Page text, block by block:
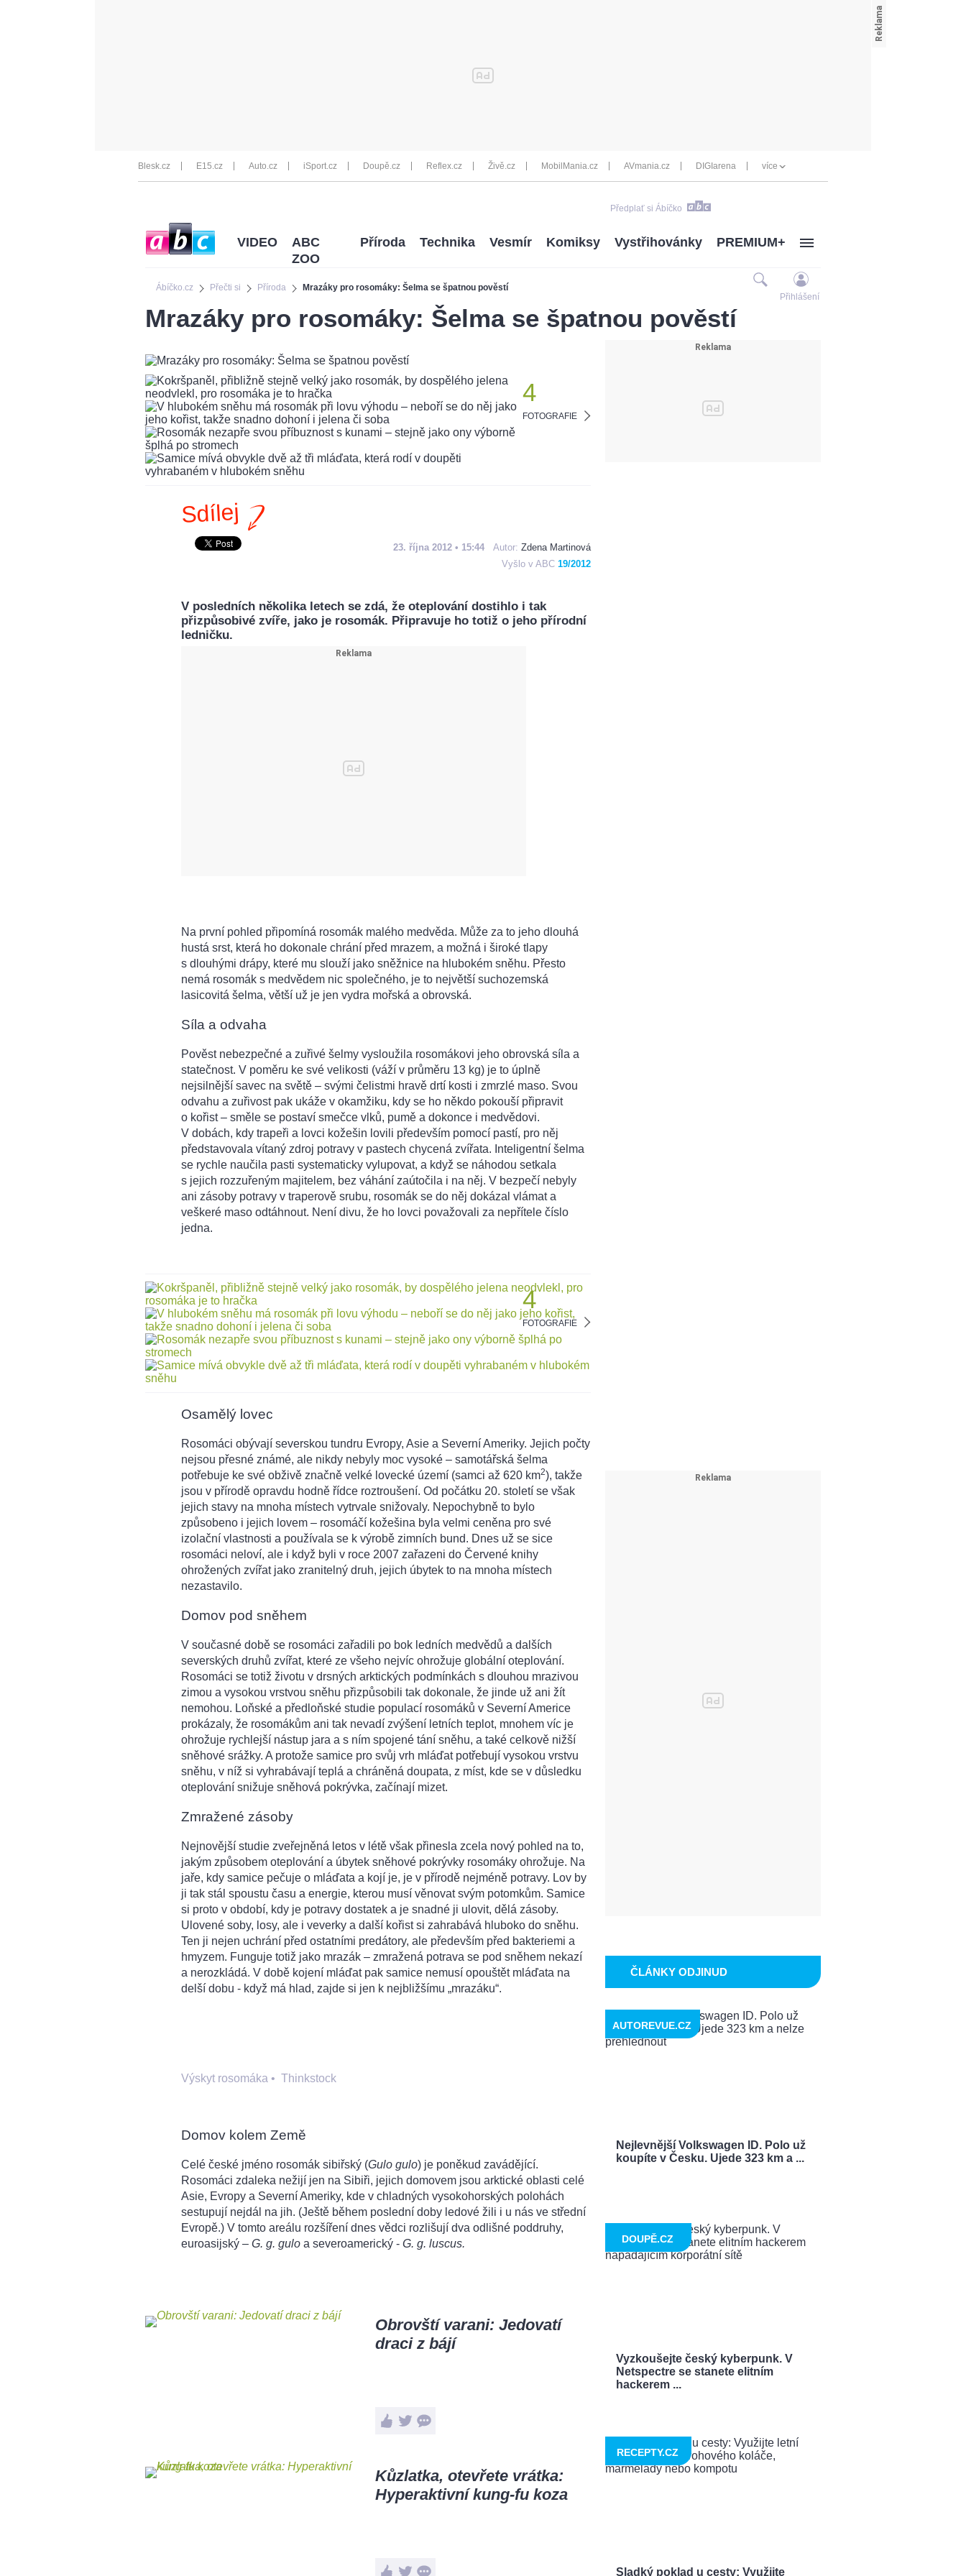
Blesk.cz E15.cz Auto.cz iSport.cz Doupě.cz Reflex.cz Živě.cz MobilMania.cz AVmania.cz DIGIarena více
Předplať si Ábíčko
Ábíčko.cz Přečti si Příroda Mrazáky pro rosomáky: Šelma se špatnou pověstí
VIDEO
ABC
ZOO
Příroda Technika Vesmír Komiksy Vystřihovánky PREMIUM+
Přihlášení
Mrazáky pro rosomáky: Šelma se špatnou pověstí
4
FOTOGRAFIE
Sdílej
23. října 2012 • 15:44 Autor: Zdena Martinová
Vyšlo v ABC 19/2012
V posledních několika letech se zdá, že oteplování dostihlo i tak
přizpůsobivé zvíře, jako je rosomák. Připravuje ho totiž o jeho přírodní
ledničku.
Na první pohled připomíná rosomák malého medvěda. Může za to jeho dlouhá
hustá srst, která ho dokonale chrání před mrazem, a možná i široké tlapy
s dlouhými drápy, které mu slouží jako sněžnice na hlubokém sněhu. Přesto
nemá rosomák s medvědem nic společného, je to největší suchozemská
lasicovitá šelma, větší už je jen vydra mořská a obrovská.
Síla a odvaha
Pověst nebezpečné a zuřivé šelmy vysloužila rosomákovi jeho obrovská síla a
statečnost. V poměru ke své velikosti (váží v průměru 13 kg) je to úplně
nejsilnější savec na světě – svými čelistmi hravě drtí kosti i zmrzlé maso. Svou
odvahu a zuřivost pak ukáže v okamžiku, kdy se ho někdo pokouší připravit
o kořist – směle se postaví smečce vlků, pumě a dokonce i medvědovi.
V dobách, kdy trapeři a lovci kožešin lovili především pomocí pastí, pro něj
představovala vítaný zdroj potravy v pastech chycená zvířata. Inteligentní šelma
se rychle naučila pasti systematicky vylupovat, a když se náhodou setkala
s jejich rozzuřeným majitelem, bez váhání zaútočila i na něj. V bezpečí nebyly
ani zásoby potravy v traperově srubu, rosomák se do něj dokázal vlámat a
veškeré maso odtáhnout. Není divu, že ho lovci považovali za nepřítele číslo
jedna.
4
FOTOGRAFIE
Osamělý lovec
Rosomáci obývají severskou tundru Evropy, Asie a Severní Ameriky. Jejich počty
nejsou přesné známé, ale nikdy nebyly moc vysoké – samotářská šelma
potřebuje ke své obživě značně velké lovecké území (samci až 620 km2), takže
jsou v přírodě opravdu hodně řídce roztroušení. Od počátku 20. století se však
jejich stavy na mnoha místech vytrvale snižovaly. Nepochybně to bylo
způsobeno i jejich lovem – rosomáčí kožešina byla velmi ceněna pro své
izolační vlastnosti a používala se k výrobě zimních bund. Dnes už se sice
rosomáci neloví, ale i když byli v roce 2007 zařazeni do Červené knihy
ohrožených zvířat jako zranitelný druh, jejich úbytek to na mnoha místech
nezastavilo.
Domov pod sněhem
V současné době se rosomáci zařadili po bok ledních medvědů a dalších
severských druhů zvířat, které ze všeho nejvíc ohrožuje globální oteplování.
Rosomáci se totiž životu v drsných arktických podmínkách s dlouhou mrazivou
zimou a vysokou vrstvou sněhu přizpůsobili tak dokonale, že jinde už ani žít
nemohou. Loňské a předloňské studie populací rosomáků v Severní Americe
prokázaly, že rosomákům ani tak nevadí zvýšení letních teplot, mnohem víc je
ohrožuje rychlejší nástup jara a s ním spojené tání sněhu, a také celkově nižší
sněhové srážky. A protože samice pro svůj vrh mláďat potřebují vysokou vrstvu
sněhu, v níž si vyhrabávají teplá a chráněná doupata, z míst, kde se v důsledku
oteplování snižuje sněhová pokrývka, začínají mizet.
Zmražené zásoby
Nejnovější studie zveřejněná letos v létě však přinesla zcela nový pohled na to,
jakým způsobem oteplování a úbytek sněhové pokrývky rosomáky ohrožuje. Na
jaře, kdy samice pečuje o mláďata a kojí je, je v přírodě nejméně potravy. Lov by
ji tak stál spoustu času a energie, kterou musí věnovat svým potomkům. Samice
si proto v období, kdy je potravy dostatek a je snadné ji ulovit, dělá zásoby.
Ulovené soby, losy, ale i veverky a další kořist si zahrabává hluboko do sněhu.
Ten ji nejen uchrání před ostatními predátory, ale především před bakteriemi a
hmyzem. Funguje totiž jako mrazák – zmražená potrava se pod sněhem nekazí
a nerozkládá. V době kojení mláďat pak samice nemusí opouštět mláďata na
delší dobu - když má hlad, zajde si jen k nejbližšímu „mrazáku“.
Výskyt rosomáka • Thinkstock
Domov kolem Země
Celé české jméno rosomák sibiřský (Gulo gulo) je poněkud zavádějící.
Rosomáci zdaleka nežijí jen na Sibiři, jejich domovem jsou arktické oblasti celé
Asie, Evropy a Severní Ameriky, kde v chladných vysokohorských polohách
sestupují nejdál na jih. (Ještě během poslední doby ledové žili i u nás ve střední
Evropě.) V tomto areálu rozšíření dnes vědci rozlišují dva odlišné poddruhy,
euroasijský – G. g. gulo a severoamerický - G. g. luscus.
Obrovští varani: Jedovatí
draci z bájí
Kůzlatka, otevřete vrátka:
Hyperaktivní kung-fu koza
ČLÁNKY ODJINUD
Nejlevnější Volkswagen ID. Polo už
koupíte v Česku. Ujede 323 km a ...
AUTOREVUE.CZ
Vyzkoušejte český kyberpunk. V
Netspectre se stanete elitním
hackerem ...
DOUPĚ.CZ
Sladký poklad u cesty: Využijte
RECEPTY.CZ